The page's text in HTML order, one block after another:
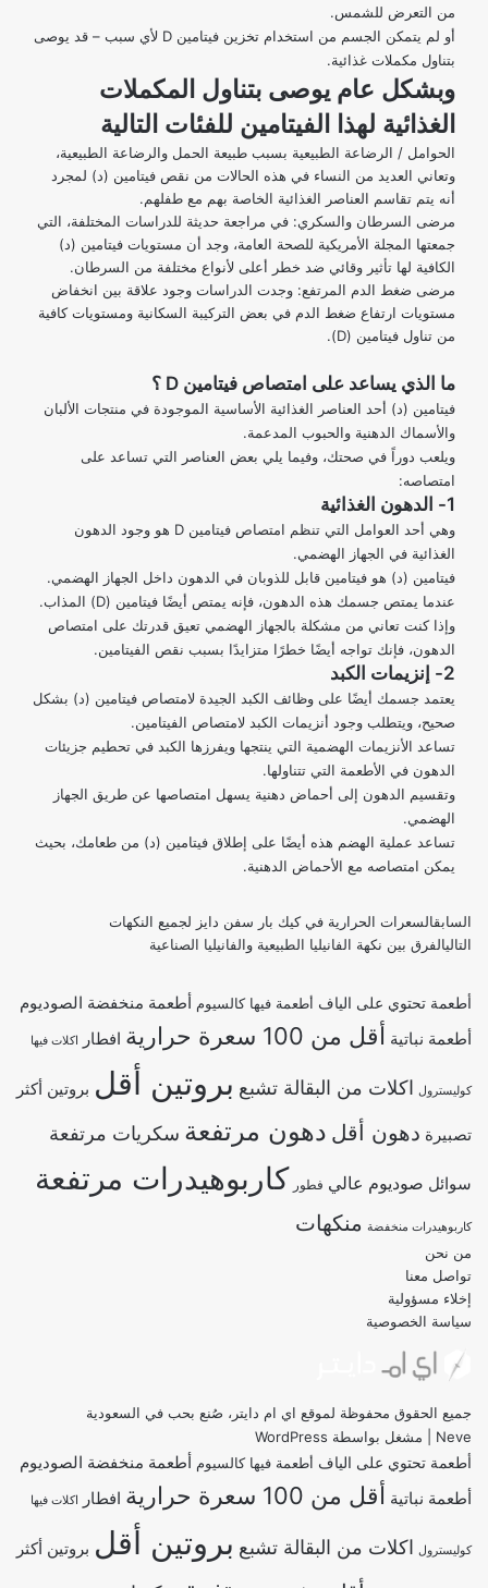
من التعرض للشمس.
أو لم يتمكن الجسم من استخدام تخزين فيتامين D لأي سبب – قد
يوصى
بتناول مكملات غذائية.
وبشكل عام يوصى بتناول المكملات
الغذائية لهذا الفيتامين للفئات التالية
الحوامل / الرضاعة الطبيعية بسبب طبيعة الحمل والرضاعة الطبيعية،
وتعاني العديد من النساء في هذه الحالات من نقص فيتامين (د) لمجرد
أنه يتم تقاسم العناصر الغذائية الخاصة بهم مع طفلهم.
مرضى السرطان والسكري: في مراجعة حديثة للدراسات المختلفة، التي
جمعتها المجلة الأمريكية للصحة العامة، وجد أن مستويات فيتامين (د)
الكافية لها تأثير وقائي ضد خطر أعلى لأنواع مختلفة من السرطان.
مرضى ضغط الدم المرتفع: وجدت الدراسات وجود علاقة بين انخفاض
مستويات ارتفاع ضغط الدم في بعض التركيبة السكانية ومستويات كافية
من تناول فيتامين (D).
ما الذي يساعد على امتصاص فيتامين D ؟
فيتامين (د) أحد العناصر الغذائية الأساسية الموجودة في منتجات الألبان
والأسماك الدهنية والحبوب المدعمة.
ويلعب دوراً في صحتك، وفيما يلي بعض العناصر التي تساعد على
امتصاصه:
1- الدهون الغذائية
وهي أحد العوامل التي تنظم امتصاص فيتامين D هو وجود الدهون
الغذائية في الجهاز الهضمي.
فيتامين (د) هو فيتامين قابل للذوبان في الدهون داخل الجهاز الهضمي.
عندما يمتص جسمك هذه الدهون، فإنه يمتص أيضًا فيتامين (D) المذاب.
وإذا كنت تعاني من مشكلة بالجهاز الهضمي تعيق قدرتك على امتصاص
الدهون، فإنك تواجه أيضًا خطرًا متزايدًا بسبب نقص الفيتامين.
2- إنزيمات الكبد
يعتمد جسمك أيضًا على وظائف الكبد الجيدة لامتصاص فيتامين (د) بشكل
صحيح، ويتطلب وجود أنزيمات الكبد لامتصاص الفيتامين.
تساعد الأنزيمات الهضمية التي ينتجها ويفرزها الكبد في تحطيم جزيئات
الدهون في الأطعمة التي تتناولها.
وتقسيم الدهون إلى أحماض دهنية يسهل امتصاصها عن طريق الجهاز
الهضمي.
تساعد عملية الهضم هذه أيضًا على إطلاق فيتامين (د) من طعامك، بحيث
يمكن امتصاصه مع الأحماض الدهنية.
السابقالسعرات الحرارية في كيك بار سفن دايز لجميع النكهات
التاليالفرق بين نكهة الفانيليا الطبيعية والفانيليا الصناعية
أطعمة تحتوي على الياف أطعمة فيها كالسيوم أطعمة منخفضة الصوديوم
أطعمة نباتية أقل من 100 سعرة حرارية افطار اكلات فيها
كوليسترول اكلات من البقالة تشبع بروتين أقل بروتين أكثر
تصبيرة دهون أقل دهون مرتفعة سكريات مرتفعة
سوائل صوديوم عالي فطور كاربوهيدرات مرتفعة
كاربوهيدرات منخفضة منكهات
من نحن
تواصل معنا
إخلاء مسؤولية
سياسة الخصوصية
جميع الحقوق محفوظة لموقع اي ام دايتر، صُنع بحب في السعودية
Neve | مشغل بواسطة WordPress
أطعمة تحتوي على الياف أطعمة فيها كالسيوم أطعمة منخفضة الصوديوم
أطعمة نباتية أقل من 100 سعرة حرارية افطار اكلات فيها
كوليسترول اكلات من البقالة تشبع بروتين أقل بروتين أكثر